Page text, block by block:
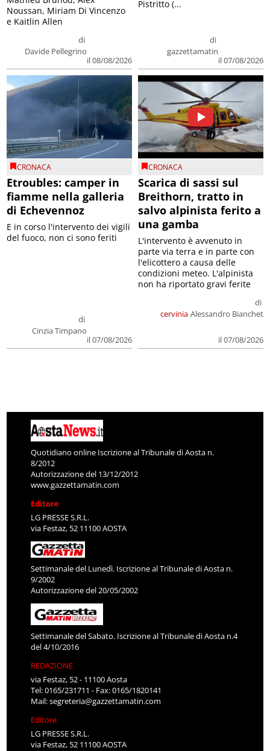
di
Davide Pellegrino
il 08/08/2026
Noussan, Miriam Di Vincenzo
e Kaitlin Allen
di
gazzettamatin
il 07/08/2026
Pistritto (...
CRONACA
Etroubles: camper in
fiamme nella galleria
di Echevennoz
di
Cinzia Timpano
il 07/08/2026
E in corso l'intervento dei vigili
del fuoco, non ci sono feriti
CRONACA
Scarica di sassi sul
Breithorn, tratto in
salvo alpinista ferito a
una gamba
cervinia
di
Alessandro Bianchet
il 07/08/2026
L'intervento è avvenuto in
parte via terra e in parte con
l'elicottero a causa delle
condizioni meteo. L'alpinista
non ha riportato gravi ferite
Quotidiano online Iscrizione al Tribunale di Aosta n.
8/2012
Autorizzazione del 13/12/2012
www.gazzettamatin.com
Editore
LG PRESSE S.R.L.
via Festaz, 52 11100 AOSTA
Settimanale del Lunedì. Iscrizione al Tribunale di Aosta n.
9/2002
Autorizzazione del 20/05/2002
Settimanale del Sabato. Iscrizione al Tribunale di Aosta n.4
del 4/10/2016
REDAZIONE
via Festaz, 52 - 11100 Aosta
Tel: 0165/231711 - Fax: 0165/1820141
Mail:segreteria@gazzettamatin.com
Editore
LG PRESSE S.R.L.
via Festaz, 52 11100 AOSTA